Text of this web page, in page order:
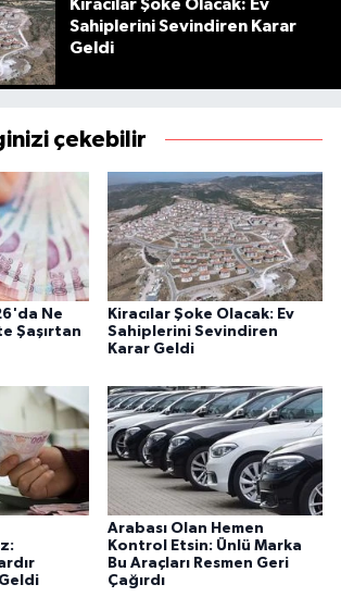
Kiracılar Şoke Olacak: Ev
Sahiplerini Sevindiren Karar
Geldi
çekebilir
Ne
Şaşırtan
Kiracılar Şoke Olacak: Ev
Sahiplerini Sevindiren
Karar Geldi
Arabası Olan Hemen
Kontrol Etsin: Ünlü Marka
Bu Araçları Resmen Geri
Çağırdı